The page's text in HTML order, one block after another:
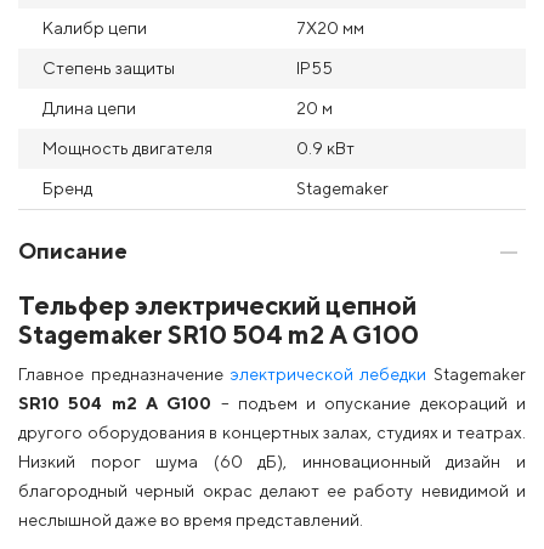
Калибр цепи 7X20 мм
Степень защиты IP55
Длина цепи 20 м
Мощность двигателя 0.9 кВт
Бренд Stagemaker
Описание
Тельфер электрический цепной
Stagemaker SR10 504 m2 A G100
Главное предназначение электрической лебедки Stagemaker
SR10 504 m2 A G100 – подъем и опускание декораций и
другого оборудования в концертных залах, студиях и театрах.
Низкий порог шума (60 дБ), инновационный дизайн и
благородный черный окрас делают ее работу невидимой и
неслышной даже во время представлений.